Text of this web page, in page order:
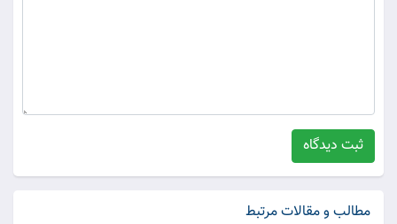
ثبت دیدگاه
مطالب و مقالات مرتبط